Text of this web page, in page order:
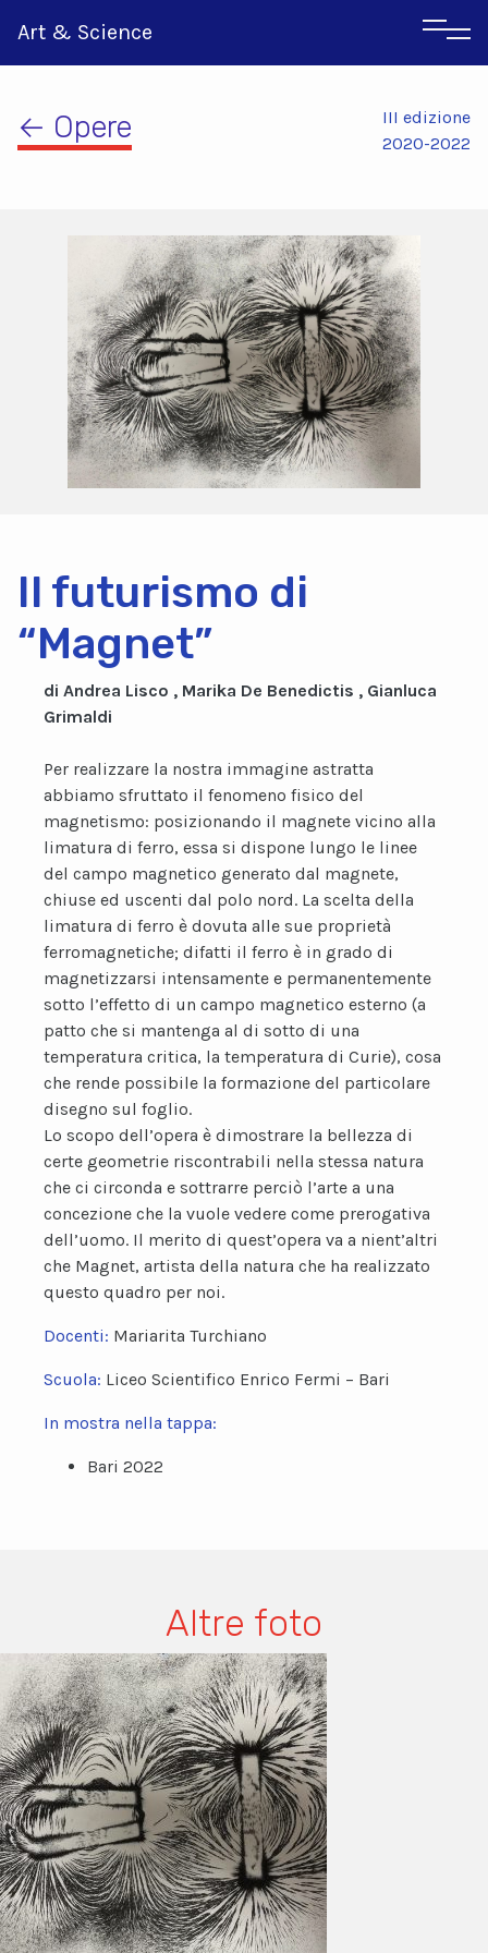
Art & Science
Inglese
Greco
← Opere
III edizione
2020-2022
Il futurismo di
“Magnet”
di Andrea Lisco , Marika De Benedictis , Gianluca
Grimaldi
Per realizzare la nostra immagine astratta
abbiamo sfruttato il fenomeno fisico del
magnetismo: posizionando il magnete vicino alla
limatura di ferro, essa si dispone lungo le linee
del campo magnetico generato dal magnete,
chiuse ed uscenti dal polo nord. La scelta della
limatura di ferro è dovuta alle sue proprietà
ferromagnetiche; difatti il ferro è in grado di
magnetizzarsi intensamente e permanentemente
sotto l’effetto di un campo magnetico esterno (a
patto che si mantenga al di sotto di una
temperatura critica, la temperatura di Curie), cosa
che rende possibile la formazione del particolare
disegno sul foglio.
Lo scopo dell’opera è dimostrare la bellezza di
certe geometrie riscontrabili nella stessa natura
che ci circonda e sottrarre perciò l’arte a una
concezione che la vuole vedere come prerogativa
dell’uomo. Il merito di quest’opera va a nient’altri
che Magnet, artista della natura che ha realizzato
questo quadro per noi.
Docenti: Mariarita Turchiano
Scuola: Liceo Scientifico Enrico Fermi – Bari
In mostra nella tappa:
Bari 2022
Altre foto